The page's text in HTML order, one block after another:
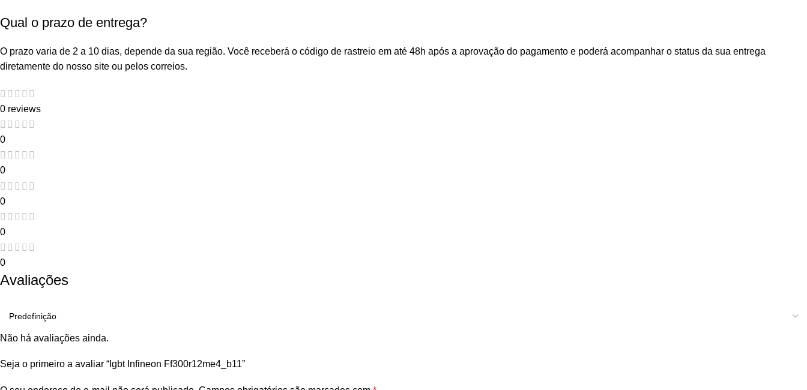
Qual o prazo de entrega?
O prazo varia de 2 a 10 dias, depende da sua região. Você receberá o código de rastreio em até 48h após a aprovação do pagamento e poderá acompanhar o status da sua entrega
diretamente do nosso site ou pelos correios.
0 reviews
0
0
0
0
0
Avaliações
Não há avaliações ainda.
Seja o primeiro a avaliar “Igbt Infineon Ff300r12me4_b11”